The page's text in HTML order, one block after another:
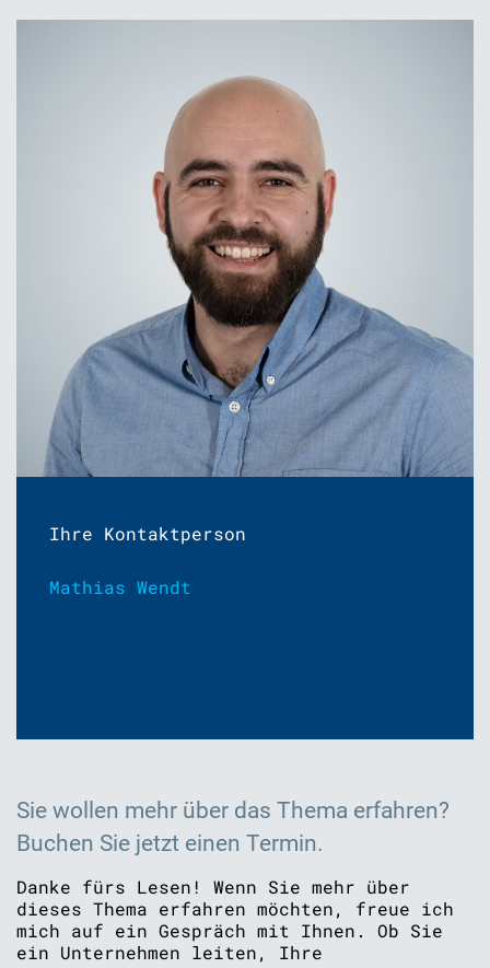
Ihre Kontaktperson
Mathias Wendt
Sie wollen mehr über das Thema erfahren?
Buchen Sie jetzt einen Termin.
Danke fürs Lesen! Wenn Sie mehr über
dieses Thema erfahren möchten, freue ich
mich auf ein Gespräch mit Ihnen. Ob Sie
ein Unternehmen leiten, Ihre